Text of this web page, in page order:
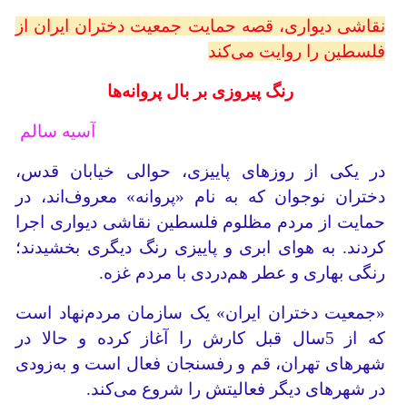
نقاشی‌ دیواری، قصه حمایت جمعیت دختران ایران از
فلسطین را روایت می‌کند
رنگ پیروزی بر بال پروانه‌ها
آسیه سالم
در یکی از روزهای پاییزی، حوالی خیابان قدس،
دختران نوجوان که به نام «پروانه» معروف‌اند، در
حمایت از مردم مظلوم فلسطین نقاشی دیواری اجرا
کردند. به هوای ابری و پاییزی رنگ دیگری بخشیدند؛
رنگی بهاری و عطر هم‌دردی با مردم غزه.
«جمعیت دختران ایران» یک سازمان مردم‌نهاد است
که از 5سال قبل کارش را آغاز کرده و حالا در
شهرهای تهران، قم و رفسنجان فعال است و به‌زودی
در شهرهای دیگر فعالیتش را شروع می‌کند.